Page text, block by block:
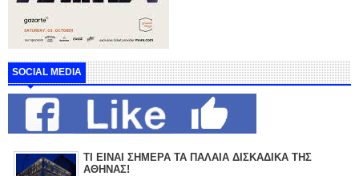
SOCIAL MEDIA
ΤΙ ΕΙΝΑΙ ΣΗΜΕΡΑ ΤΑ ΠΑΛΑΙΑ ΔΙΣΚΑΔΙΚΑ ΤΗΣ
ΑΘΗΝΑΣ!